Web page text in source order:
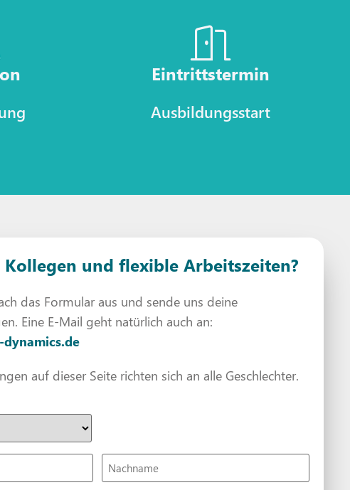
Eintrittstermin
Ausbildungsstart
Kollegen und flexible Arbeitszeiten?
das Formular aus und sende uns deine
Eine E-Mail geht natürlich auch an:
auf dieser Seite richten sich an alle Geschlechter.
Nachname
(erforderlich)